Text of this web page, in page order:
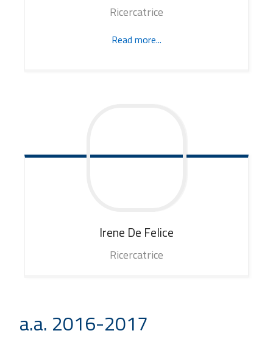
Ricercatrice
Read more...
Irene De Felice
Ricercatrice
a.a. 2016-2017